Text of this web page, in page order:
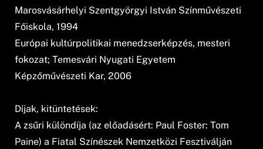
Marosvásárhelyi Szentgyörgyi István Színművészeti
Főiskola, 1994
Európai kultúrpolitikai menedzserképzés, mesteri
fokozat; Temesvári Nyugati Egyetem
Képzőművészeti Kar, 2006
Díjak, kitüntetések:
A zsűri különdíja (az előadásért: Paul Foster: Tom
Paine) a Fiatal Színészek Nemzetközi Fesztiválján